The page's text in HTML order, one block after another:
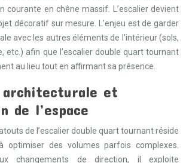
courante en chêne massif. L’escalier devient
décoratif sur mesure. L’enjeu est de garder
avec les autres éléments de l’intérieur (sols,
etc.) afin que l’escalier double quart tournant
au lieu tout en affirmant sa présence.
architecturale et
de l’espace
atouts de l’escalier double quart tournant réside
optimiser des volumes parfois complexes.
changements de direction, il exploite